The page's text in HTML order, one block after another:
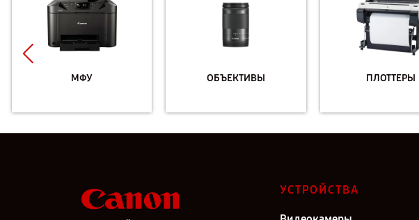
МФУ ОБЪЕКТИВЫ ПЛОТТЕРЫ
УСТРОЙСТВА